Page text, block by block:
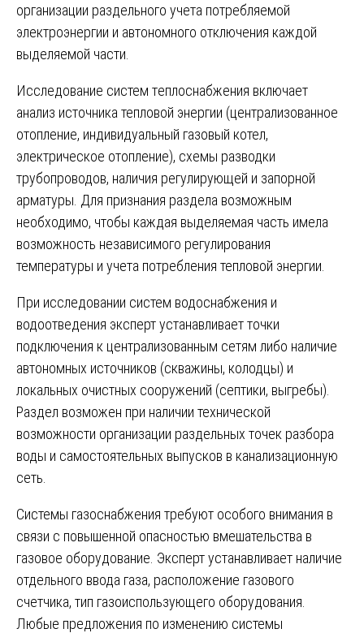
организации раздельного учета потребляемой
электроэнергии и автономного отключения каждой
выделяемой части.
Исследование систем теплоснабжения включает
анализ источника тепловой энергии (централизованное
отопление, индивидуальный газовый котел,
электрическое отопление), схемы разводки
трубопроводов, наличия регулирующей и запорной
арматуры. Для признания раздела возможным
необходимо, чтобы каждая выделяемая часть имела
возможность независимого регулирования
температуры и учета потребления тепловой энергии.
При исследовании систем водоснабжения и
водоотведения эксперт устанавливает точки
подключения к централизованным сетям либо наличие
автономных источников (скважины, колодцы) и
локальных очистных сооружений (септики, выгребы).
Раздел возможен при наличии технической
возможности организации раздельных точек разбора
воды и самостоятельных выпусков в канализационную
сеть.
Системы газоснабжения требуют особого внимания в
связи с повышенной опасностью вмешательства в
газовое оборудование. Эксперт устанавливает наличие
отдельного ввода газа, расположение газового
счетчика, тип газоиспользующего оборудования.
Любые предложения по изменению системы